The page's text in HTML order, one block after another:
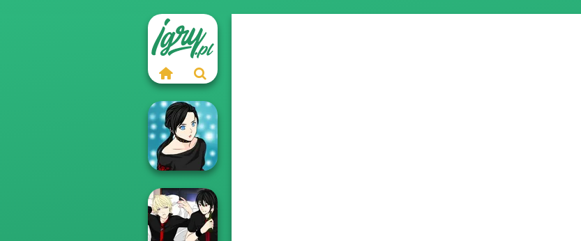
Manga Creator -
Rebels Page 2